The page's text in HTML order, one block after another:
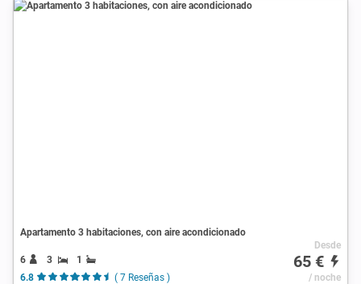
Apartamento 3 habitaciones, con aire acondicionado
6 3
1
6.8
( 7 Reseñas )
Desde
65 €
/ noche